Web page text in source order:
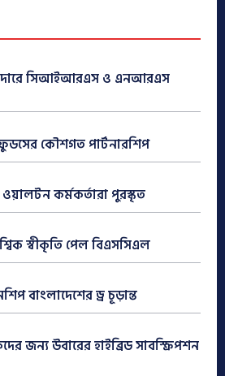
সিআইআরএস ও এনআরএস
কৌশগত পার্টনারশিপ
কর্মকর্তারা পুরস্কৃত
স্বীকৃতি পেল বিএসসিএল
বাংলাদেশের ড্র চূড়ান্ত
জন্য উবারের হাইব্রিড সাবস্ক্রিপশন